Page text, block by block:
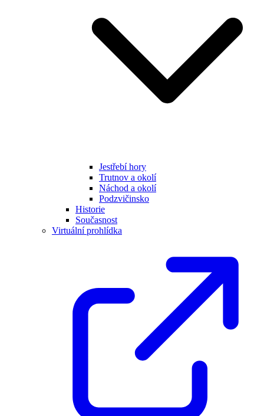
Jestřebí hory
Trutnov a okolí
Náchod a okolí
Podzvičinsko
Historie
Současnost
Virtuální prohlídka